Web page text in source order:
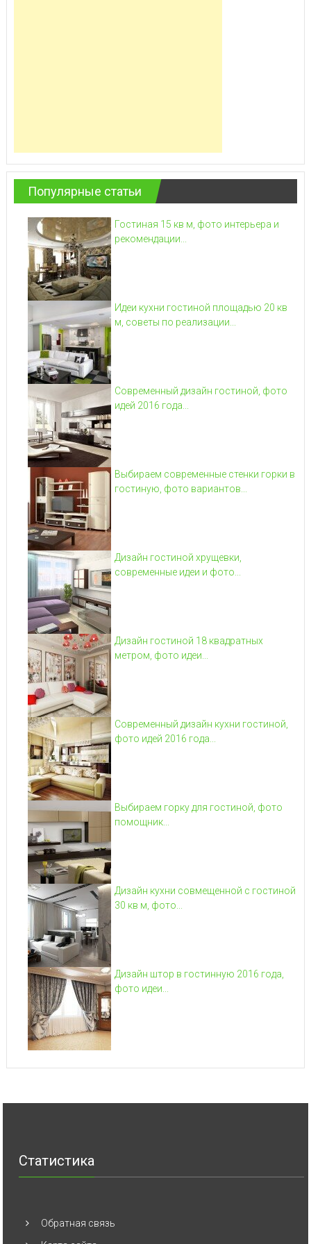
Популярные статьи
Гостиная 15 кв м, фото интерьера и
рекомендации...
Идеи кухни гостиной площадью 20 кв
м, советы по реализации...
Современный дизайн гостиной, фото
идей 2016 года...
Выбираем современные стенки горки в
гостиную, фото вариантов...
Дизайн гостиной хрущевки,
современные идеи и фото...
Дизайн гостиной 18 квадратных
метром, фото идеи...
Современный дизайн кухни гостиной,
фото идей 2016 года...
Выбираем горку для гостиной, фото
помощник...
Дизайн кухни совмещенной с гостиной
30 кв м, фото...
Дизайн штор в гостинную 2016 года,
фото идеи...
Статистика
Обратная связь